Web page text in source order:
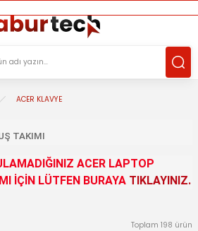
ACER KLAVYE
TAKIMI
ACER LAPTOP
İÇİN LÜTFEN BURAYA TIKLAYINIZ.
Toplam 198 ürün